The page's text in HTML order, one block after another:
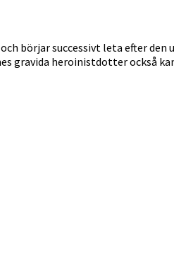
börjar successivt leta efter
gravida heroinistdotter också